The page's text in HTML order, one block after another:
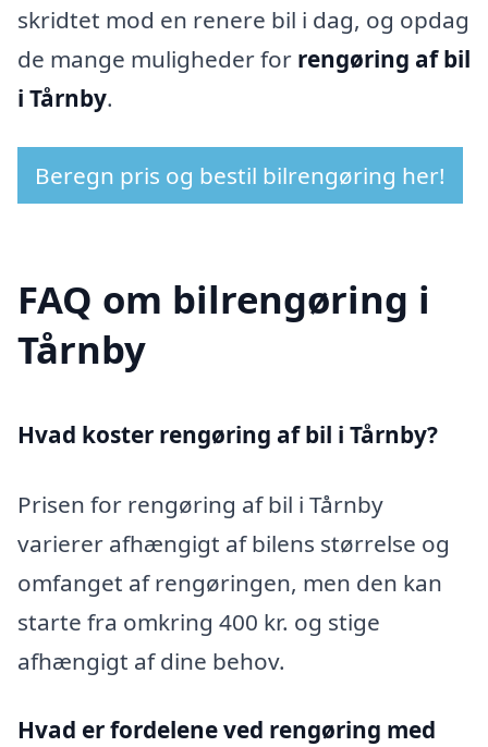
skridtet mod en renere bil i dag, og opdag
de mange muligheder for rengøring af bil
i Tårnby.
Beregn pris og bestil bilrengøring her!
FAQ om bilrengøring i
Tårnby
Hvad koster rengøring af bil i Tårnby?
Prisen for rengøring af bil i Tårnby
varierer afhængigt af bilens størrelse og
omfanget af rengøringen, men den kan
starte fra omkring 400 kr. og stige
afhængigt af dine behov.
Hvad er fordelene ved rengøring med